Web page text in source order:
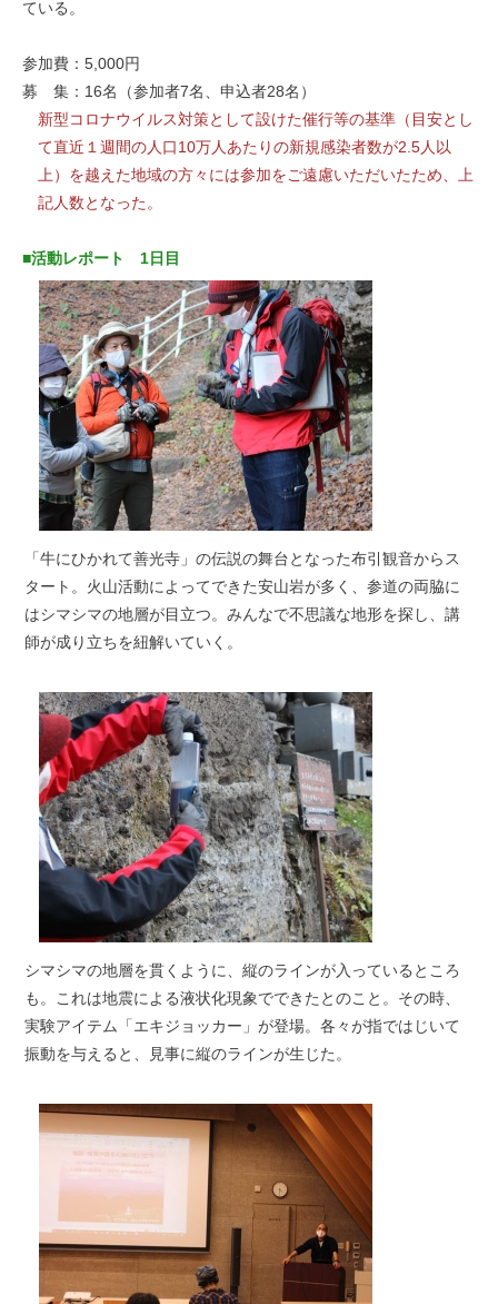
ている。
参加費：5,000円
募 集：16名（参加者7名、申込者28名）
新型コロナウイルス対策として設けた催行等の基準（目安とし
て直近１週間の人口10万人あたりの新規感染者数が2.5人以
上）を越えた地域の方々には参加をご遠慮いただいたため、上
記人数となった。
■活動レポート 1日目
「牛にひかれて善光寺」の伝説の舞台となった布引観音からス
タート。火山活動によってできた安山岩が多く、参道の両脇に
はシマシマの地層が目立つ。みんなで不思議な地形を探し、講
師が成り立ちを紐解いていく。
シマシマの地層を貫くように、縦のラインが入っているところ
も。これは地震による液状化現象でできたとのこと。その時、
実験アイテム「エキジョッカー」が登場。各々が指ではじいて
振動を与えると、見事に縦のラインが生じた。